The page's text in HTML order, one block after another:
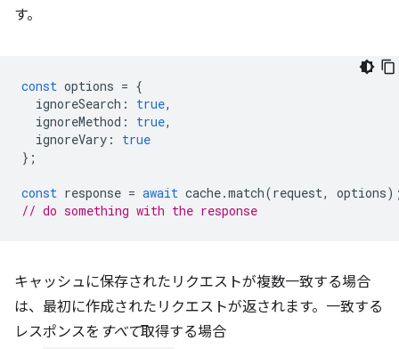
す。
const options = {
ignoreSearch : true,
ignoreMethod : true,
ignoreVary :
true
};
const response = await cache.match(request, options
// do something with the response
キャッシュに保存されたリクエストが複数一致する場合
は、最初に作成されたリクエストが返されます。一致する
レスポンスを すべて取得する場合